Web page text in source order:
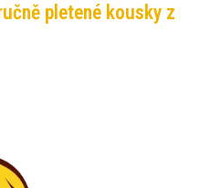
pletené kousky z